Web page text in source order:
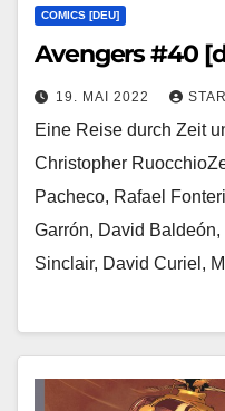
COMICS [DEU]
Avengers #40
19. MAI 2022
Eine Reise durch Zeit
Christopher
Pacheco, Rafael
Garrón, David
Sinclair, David Curiel,